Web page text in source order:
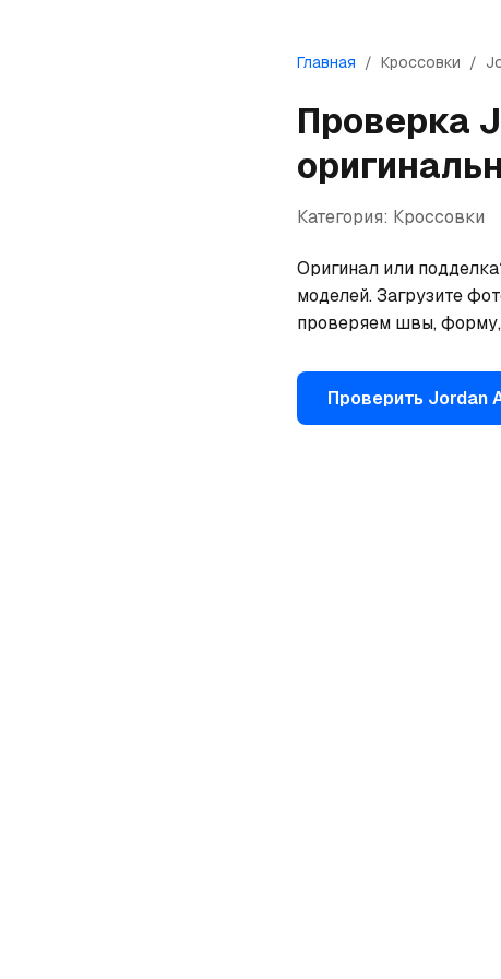
Главная / Кроссовки /
Проверка
Категория: Кроссовки
Оригинал или
моделей. Загрузите
проверяем швы,
Проверить Jordan